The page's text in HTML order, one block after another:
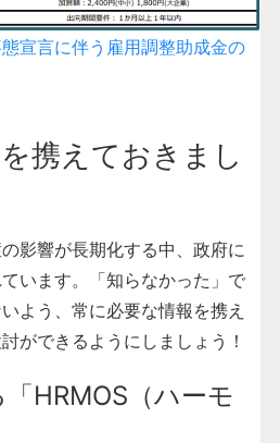
宣言に伴う雇用調整助成金の
携えておきまし
影響が長期化する中、政府に
います。「知らなかった」で
よう、常に必要な情報を携え
ができるようにしましょう！
HRMOS（ハーモ